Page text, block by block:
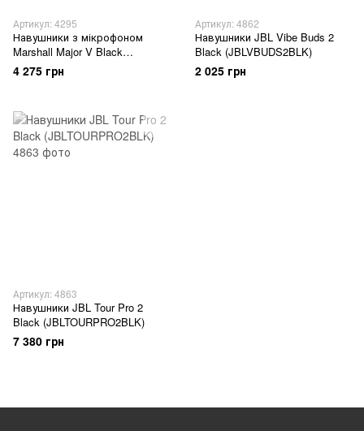
Артикул: 4295
Навушники з мікрофоном
Marshall Major V Black
(1006832)
4 275 грн
Артикул: 4862
Навушники JBL Vibe Buds 2
Black (JBLVBUDS2BLK)
2 025 грн
Артикул: 4863
Навушники JBL Tour Pro 2
Black (JBLTOURPRO2BLK)
7 380 грн